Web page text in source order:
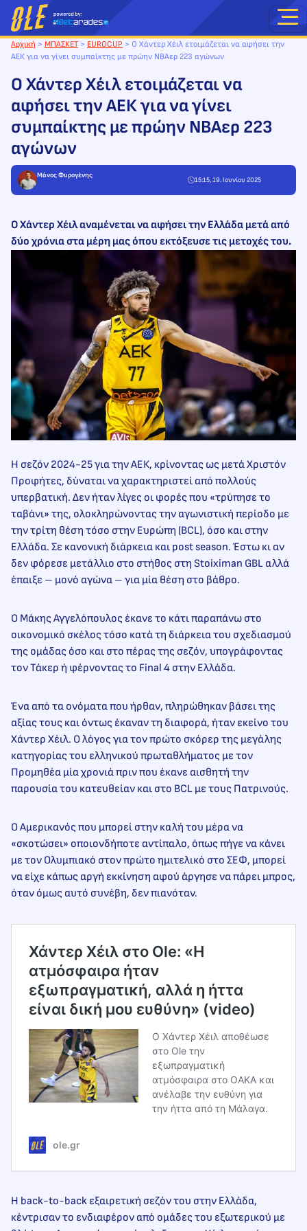
Μετάβαση
στο
περιεχόμενο
Αρχική > ΜΠΑΣΚΕΤ > EUROCUP > Ο Χάντερ Χέιλ ετοιμάζεται να αφήσει την
ΑΕΚ για να γίνει συμπαίκτης με πρώην NBAερ 223 αγώνων
Ο Χάντερ Χέιλ ετοιμάζεται να
αφήσει την ΑΕΚ για να γίνει
συμπαίκτης με πρώην NBAερ 223
αγώνων
Μάνος Φυρογένης
15:15, 19. Ιουνίου 2025
Ο Χάντερ Χέιλ αναμένεται να αφήσει την Ελλάδα μετά από
δύο χρόνια στα μέρη μας όπου εκτόξευσε τις μετοχές του.
Η σεζόν 2024-25 για την ΑΕΚ, κρίνοντας ως μετά Χριστόν
Προφήτες, δύναται να χαρακτηριστεί από πολλούς
υπερβατική. Δεν ήταν λίγες οι φορές που «τρύπησε το
ταβάνι» της, ολοκληρώνοντας την αγωνιστική περίοδο με
την τρίτη θέση τόσο στην Ευρώπη (BCL), όσο και στην
Ελλάδα. Σε κανονική διάρκεια και post season. Έστω κι αν
δεν φόρεσε μετάλλιο στο στήθος στη Stoiximan GBL αλλά
έπαιξε – μονό αγώνα – για μία θέση στο βάθρο.
Ο Μάκης Αγγελόπουλος έκανε το κάτι παραπάνω στο
οικονομικό σκέλος τόσο κατά τη διάρκεια του σχεδιασμού
της ομάδας όσο και στο πέρας της σεζόν, υπογράφοντας
τον Τάκερ ή φέρνοντας το Final 4 στην Ελλάδα.
Ένα από τα ονόματα που ήρθαν, πληρώθηκαν βάσει της
αξίας τους και όντως έκαναν τη διαφορά, ήταν εκείνο του
Χάντερ Χέιλ. Ο λόγος για τον πρώτο σκόρερ της μεγάλης
κατηγορίας του ελληνικού πρωταθλήματος με τον
Προμηθέα μία χρονιά πριν που έκανε αισθητή την
παρουσία του κατευθείαν και στο BCL με τους Πατρινούς.
Ο Αμερικανός που μπορεί στην καλή του μέρα να
«σκοτώσει» οποιονδήποτε αντίπαλο, όπως πήγε να κάνει
με τον Ολυμπιακό στον πρώτο ημιτελικό στο ΣΕΦ, μπορεί
να είχε κάπως αργή εκκίνηση αφού άργησε να πάρει μπρος,
όταν όμως αυτό συνέβη, δεν πιανόταν.
Χάντερ Χέιλ στο Ole: «Η
ατμόσφαιρα ήταν
εξωπραγματική, αλλά η ήττα
είναι δική μου ευθύνη» (video)
Ο Χάντερ Χέιλ αποθέωσε
στο Ole την
εξωπραγματική
ατμόσφαιρα στο ΟΑΚΑ και
ανέλαβε την ευθύνη για
την ήττα από τη Μάλαγα.
ole.gr
Η back-to-back εξαιρετική σεζόν του στην Ελλάδα,
κέντρισαν το ενδιαφέρον από ομάδες του εξωτερικού με